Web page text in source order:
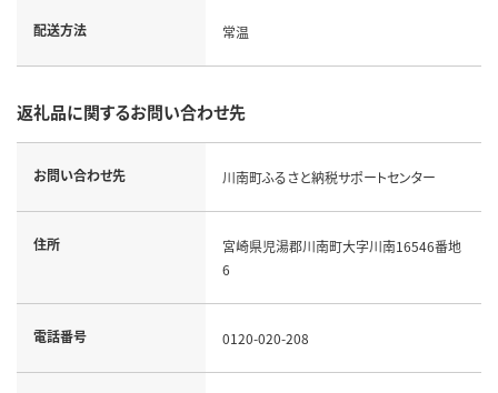
配送方法 常温
返礼品に関するお問い合わせ先
お問い合わせ先 川南町ふるさと納税サポートセンター
住所
宮崎県児湯郡川南町大字川南16546番地
6
電話番号 0120-020-208